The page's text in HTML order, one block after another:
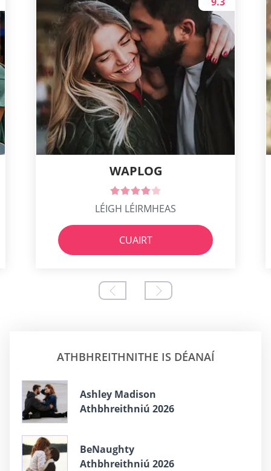
WAPLOG
LÉIGH LÉIRMHEAS
CUAIRT
ATHBHREITHNITHE IS DÉANAÍ
Ashley Madison
Athbhreithniú 2026
BeNaughty
Athbhreithniú 2026